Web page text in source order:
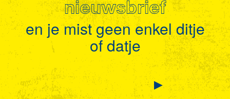
nieuwsbrief
en je mist geen enkel ditje
of datje